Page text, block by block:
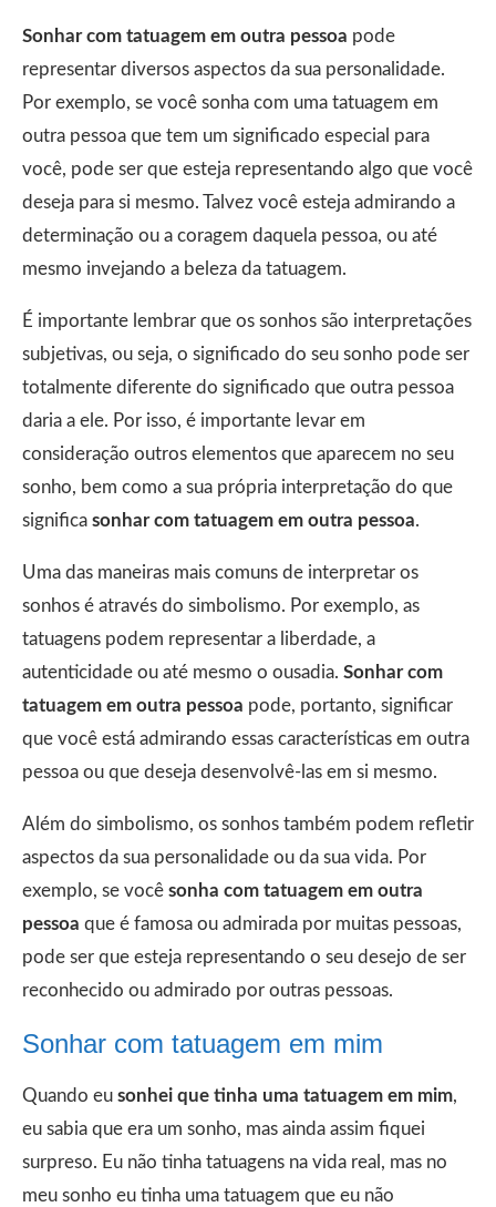
Sonhar com tatuagem em outra pessoa pode
representar diversos aspectos da sua personalidade.
Por exemplo, se você sonha com uma tatuagem em
outra pessoa que tem um significado especial para
você, pode ser que esteja representando algo que você
deseja para si mesmo. Talvez você esteja admirando a
determinação ou a coragem daquela pessoa, ou até
mesmo invejando a beleza da tatuagem.
É importante lembrar que os sonhos são interpretações
subjetivas, ou seja, o significado do seu sonho pode ser
totalmente diferente do significado que outra pessoa
daria a ele. Por isso, é importante levar em
consideração outros elementos que aparecem no seu
sonho, bem como a sua própria interpretação do que
significa sonhar com tatuagem em outra pessoa.
Uma das maneiras mais comuns de interpretar os
sonhos é através do simbolismo. Por exemplo, as
tatuagens podem representar a liberdade, a
autenticidade ou até mesmo o ousadia. Sonhar com
tatuagem em outra pessoa pode, portanto, significar
que você está admirando essas características em outra
pessoa ou que deseja desenvolvê-las em si mesmo.
Além do simbolismo, os sonhos também podem refletir
aspectos da sua personalidade ou da sua vida. Por
exemplo, se você sonha com tatuagem em outra
pessoa que é famosa ou admirada por muitas pessoas,
pode ser que esteja representando o seu desejo de ser
reconhecido ou admirado por outras pessoas.
Sonhar com tatuagem em mim
Quando eu sonhei que tinha uma tatuagem em mim,
eu sabia que era um sonho, mas ainda assim fiquei
surpreso. Eu não tinha tatuagens na vida real, mas no
meu sonho eu tinha uma tatuagem que eu não